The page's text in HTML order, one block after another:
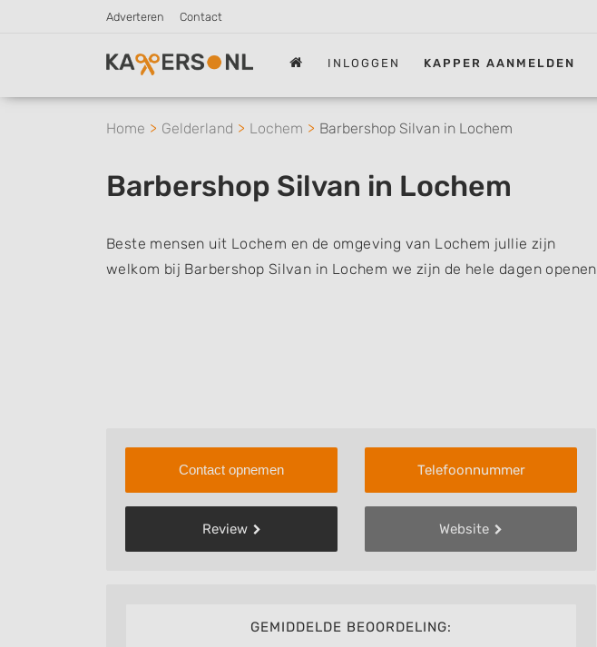
Adverteren Contact
INLOGGEN KAPPER AANMELDEN
Home Gelderland Lochem Barbershop Silvan in Lochem
Barbershop Silvan in Lochem
Beste mensen uit Lochem en de omgeving van Lochem jullie zijn
welkom bij Barbershop Silvan in Lochem we zijn de hele dagen openen
Contact opnemen
Review
Telefoonnummer
Website
GEMIDDELDE BEOORDELING: